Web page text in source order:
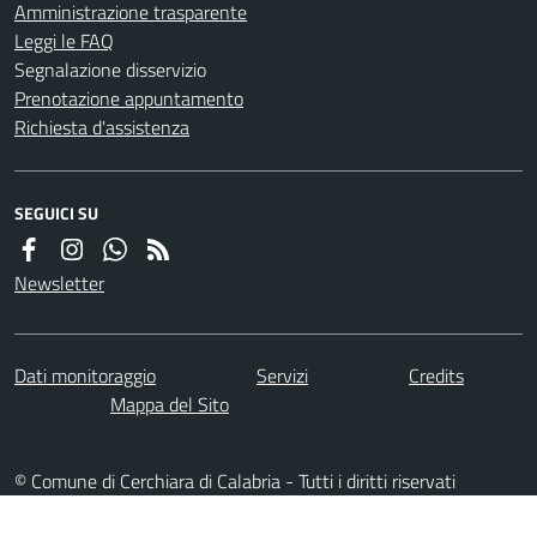
Amministrazione trasparente
Leggi le FAQ
Segnalazione disservizio
Prenotazione appuntamento
Richiesta d'assistenza
SEGUICI SU
Newsletter
Dati monitoraggio Servizi
Credits
Mappa del Sito
© Comune di Cerchiara di Calabria - Tutti i diritti riservati